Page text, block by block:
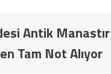
Antik
Tam Not Alıyor